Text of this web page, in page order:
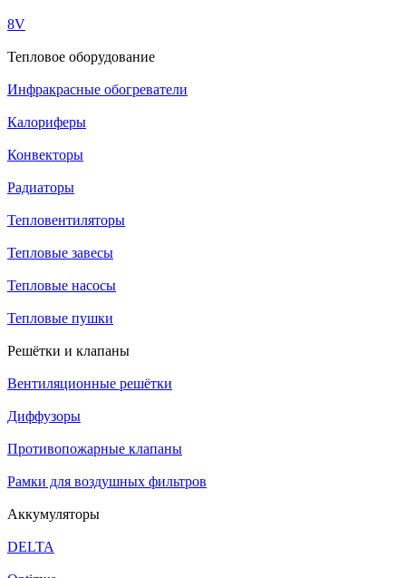
8V
Тепловое оборудование
Инфракрасные обогреватели
Калориферы
Конвекторы
Радиаторы
Тепловентиляторы
Тепловые завесы
Тепловые насосы
Тепловые пушки
Решётки и клапаны
Вентиляционные решётки
Диффузоры
Противопожарные клапаны
Рамки для воздушных фильтров
Аккумуляторы
DELTA